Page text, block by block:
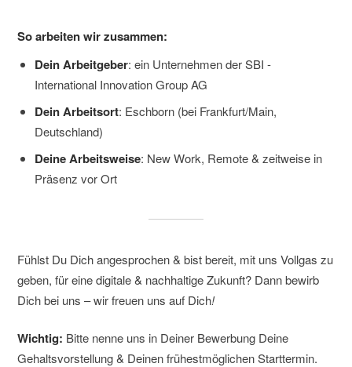
So arbeiten wir zusammen:
Dein Arbeitgeber: ein Unternehmen der SBI -
International Innovation Group AG
Dein Arbeitsort: Eschborn (bei Frankfurt/Main,
Deutschland)
Deine Arbeitsweise: New Work, Remote & zeitweise in
Präsenz vor Ort
Fühlst Du Dich angesprochen & bist bereit, mit uns Vollgas zu
geben, für eine digitale & nachhaltige Zukunft? Dann bewirb
Dich bei uns – wir freuen uns auf Dich!
Wichtig: Bitte nenne uns in Deiner Bewerbung Deine
Gehaltsvorstellung & Deinen frühestmöglichen Starttermin.